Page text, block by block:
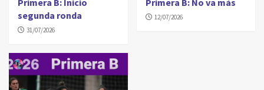
segunda ronda
31/07/2026
12/07/2026